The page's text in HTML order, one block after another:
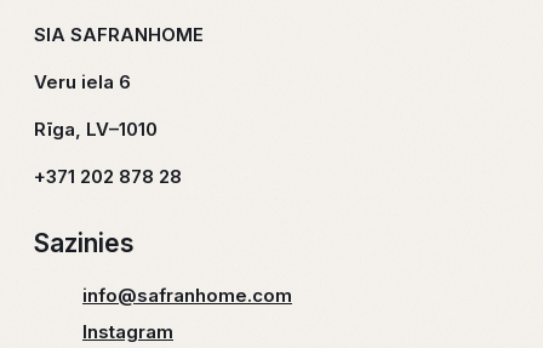
SIA SAFRANHOME
Veru iela 6
Rīga, LV–1010
+371 202 878 28
Sazinies
info@safranhome.com
Instagram